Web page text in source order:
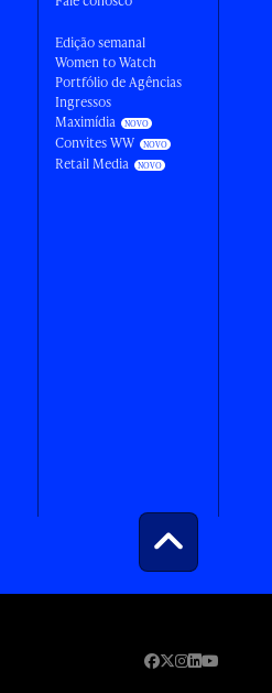
Edição semanal
Women to Watch
Portfólio de Agências
Ingressos
Maximídia
Convites WW
Retail Media